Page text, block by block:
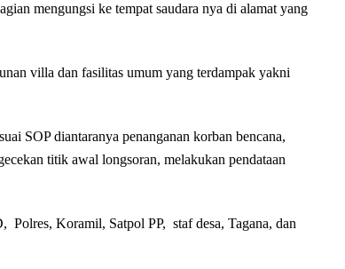
mengungsi ke tempat saudara nya di alamat yang
villa dan fasilitas umum yang terdampak yakni
SOP diantaranya penanganan korban bencana,
titik awal longsoran, melakukan pendataan
Koramil, Satpol PP, staf desa, Tagana, dan